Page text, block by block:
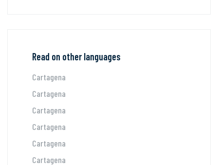
Read on other languages
Cartagena
Cartagena
Cartagena
Cartagena
Cartagena
Cartagena